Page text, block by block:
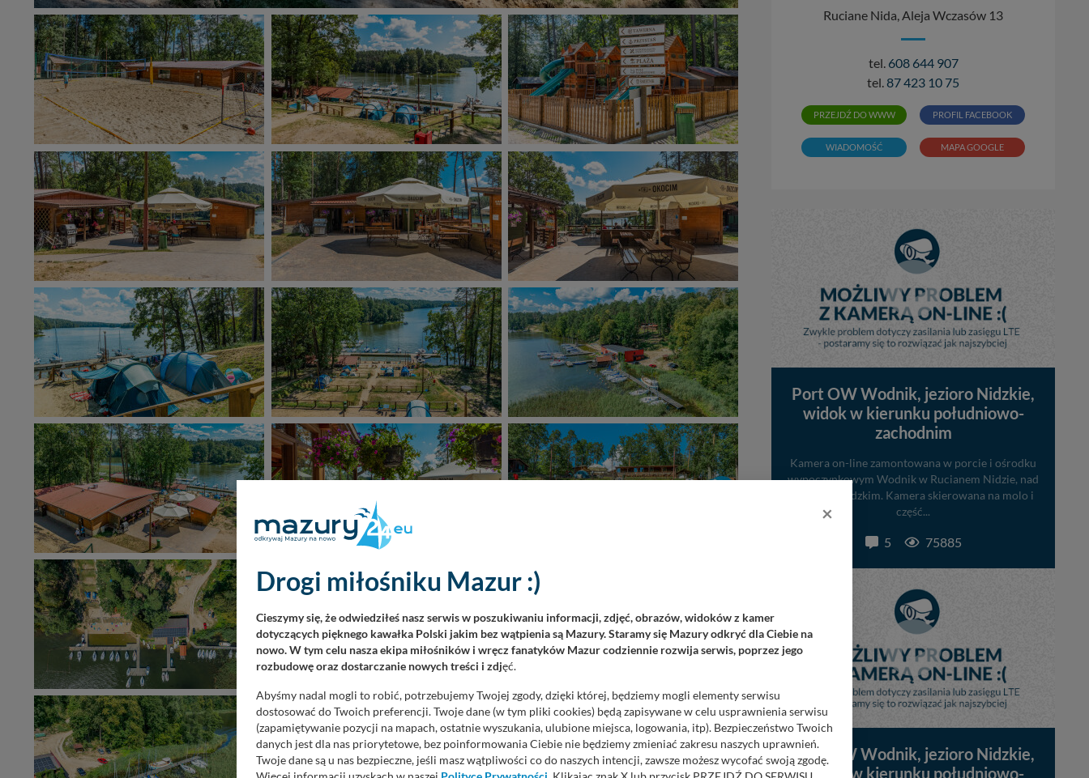
Ruciane Nida, Aleja Wczasów 13
tel. 608 644 907
tel. 87 423 10 75
PRZEJDŹ DO WWW PROFIL FACEBOOK
WIADOMOŚĆ MAPA GOOGLE
Port OW Wodnik, jezioro Nidzkie,
widok w kierunku południowo-
zachodnim
Kamera on-line zamontowana w porcie i ośrodku
wypoczynkowym Wodnik w Rucianem Nidzie, nad
jeziorem Nidzkim. Kamera skierowana na molo i
część...
5 75885
Port OW Wodnik, jezioro Nidzkie,
widok w kierunku południowo-
×
Drogi miłośniku Mazur :)
Cieszymy się, że odwiedziłeś nasz serwis w poszukiwaniu informacji, zdjęć, obrazów, widoków z kamer
dotyczących pięknego kawałka Polski jakim bez wątpienia są Mazury. Staramy się Mazury odkryć dla Ciebie na
nowo. W tym celu nasza ekipa miłośników i wręcz fanatyków Mazur codziennie rozwija serwis, poprzez jego
rozbudowę oraz dostarczanie nowych treści i zdjęć.
Abyśmy nadal mogli to robić, potrzebujemy Twojej zgody, dzięki której, będziemy mogli elementy serwisu
dostosować do Twoich preferencji. Twoje dane (w tym pliki cookies) będą zapisywane w celu usprawnienia serwisu
(zapamiętywanie pozycji na mapach, ostatnie wyszukania, ulubione miejsca, logowania, itp). Bezpieczeństwo Twoich
danych jest dla nas priorytetowe, bez poinformowania Ciebie nie będziemy zmieniać zakresu naszych uprawnień.
Twoje dane są u nas bezpieczne, jeśli masz wątpliwości co do naszych intencji, zawsze możesz wycofać swoją zgodę.